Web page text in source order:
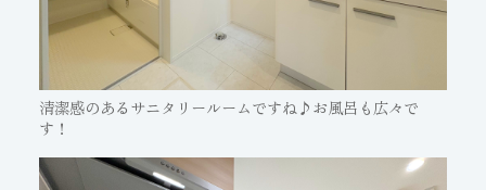
清潔感のあるサニタリールームですね♪お風呂も広々で
す！